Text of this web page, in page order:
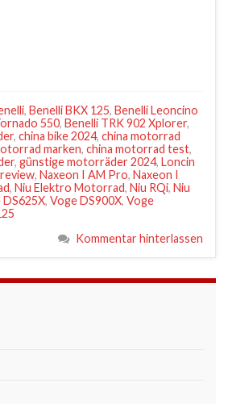
, Benelli BKX 125, Benelli Leoncino
550, Benelli TRK 902 Xplorer,
, china bike 2024, china motorrad
marken, china motorrad test,
, günstige motorräder 2024, Loncin
, Naxeon I AM Pro, Naxeon I
, Niu Elektro Motorrad, Niu RQi, Niu
DS625X, Voge DS900X, Voge
Kommentar hinterlassen